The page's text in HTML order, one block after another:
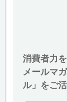
消費者力
メールマ
ル」をご